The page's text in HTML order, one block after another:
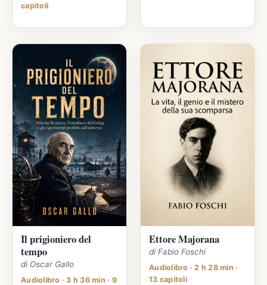
capitoli
Il prigioniero del
tempo
di Oscar Gallo
Audiolibro · 3 h 36 min · 9
Ettore Majorana
di Fabio Foschi
Audiolibro · 2 h 28 min ·
13 capitoli